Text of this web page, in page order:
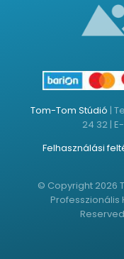
Tom-Tom Stúdió |
24 32 |
Felhasználási
© Copyright 2026
Professzionális